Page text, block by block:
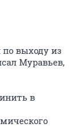
по выходу из
Муравьев,
в